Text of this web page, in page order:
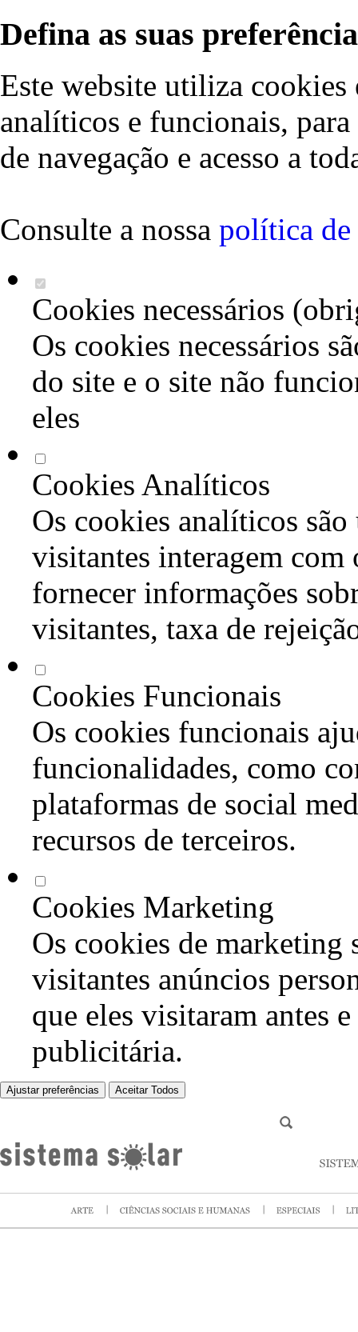
Defina as suas
Este website utiliza cookies
analíticos e funcionais,
de navegação e acesso a
Consulte a nossa política de
Cookies necessários
Os cookies necessários
do site e o site não
eles
Cookies Analíticos
Os cookies analíticos são
visitantes interagem com
fornecer informações
visitantes, taxa de
Cookies Funcionais
Os cookies funcionais
funcionalidades, como
plataformas de social
recursos de terceiros.
Cookies Marketing
Os cookies de marketing
visitantes anúncios
que eles visitaram antes
publicitária.
Ajustar preferências Aceitar Todos